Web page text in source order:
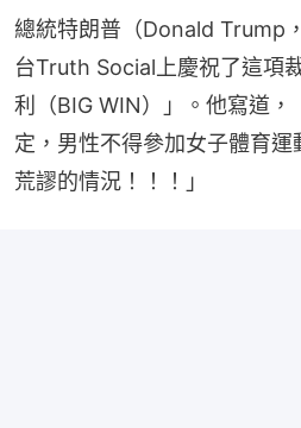
總統特朗普（Donald Trump
台Truth Social上慶祝了這項
利（BIG WIN）」。他寫道，
定，男性不得參加女子體育
荒謬的情況！！！」